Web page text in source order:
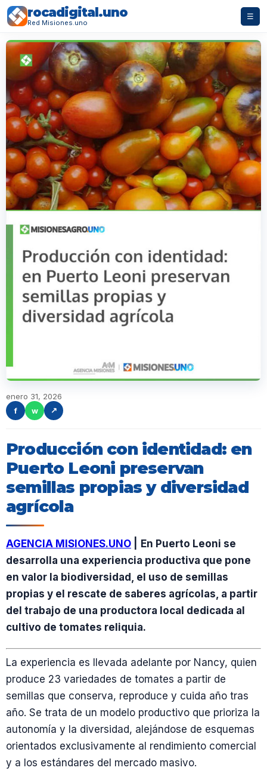
rocadigital.uno
Red Misiones.uno
☰
enero 31, 2026
f
w ↗
Producción con identidad: en
Puerto Leoni preservan
semillas propias y diversidad
agrícola
AGENCIA MISIONES.UNO
En Puerto Leoni se
desarrolla una experiencia productiva que pone
en valor la biodiversidad, el uso de semillas
propias y el rescate de saberes agrícolas, a partir
del trabajo de una productora local dedicada al
cultivo de tomates reliquia.
La experiencia es llevada adelante por Nancy, quien
produce 23 variedades de tomates a partir de
semillas que conserva, reproduce y cuida año tras
año. Se trata de un modelo productivo que prioriza la
autonomía y la diversidad, alejándose de esquemas
orientados exclusivamente al rendimiento comercial
y a los estándares del mercado masivo.